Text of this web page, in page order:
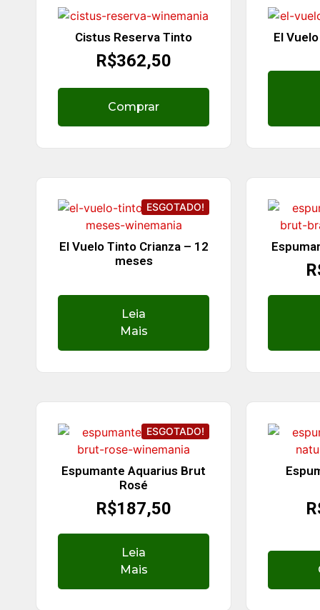
Cistus Reserva Tinto
R$362,50
Comprar
El
ESGOTADO!
El Vuelo Tinto Crianza – 12
meses
Leia
Mais
ESGOTADO!
Espumante Aquarius Brut
Rosé
R$187,50
Leia
Mais